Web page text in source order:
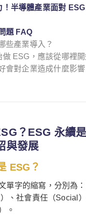
！半導體產業面對
題 FAQ
些產業導入？
ESG，應該從哪裡開
會對企業造成什麼影響
？ESG 永續
與發展
ESG？
單字的縮寫，分別為
）、社會責任（Social
。